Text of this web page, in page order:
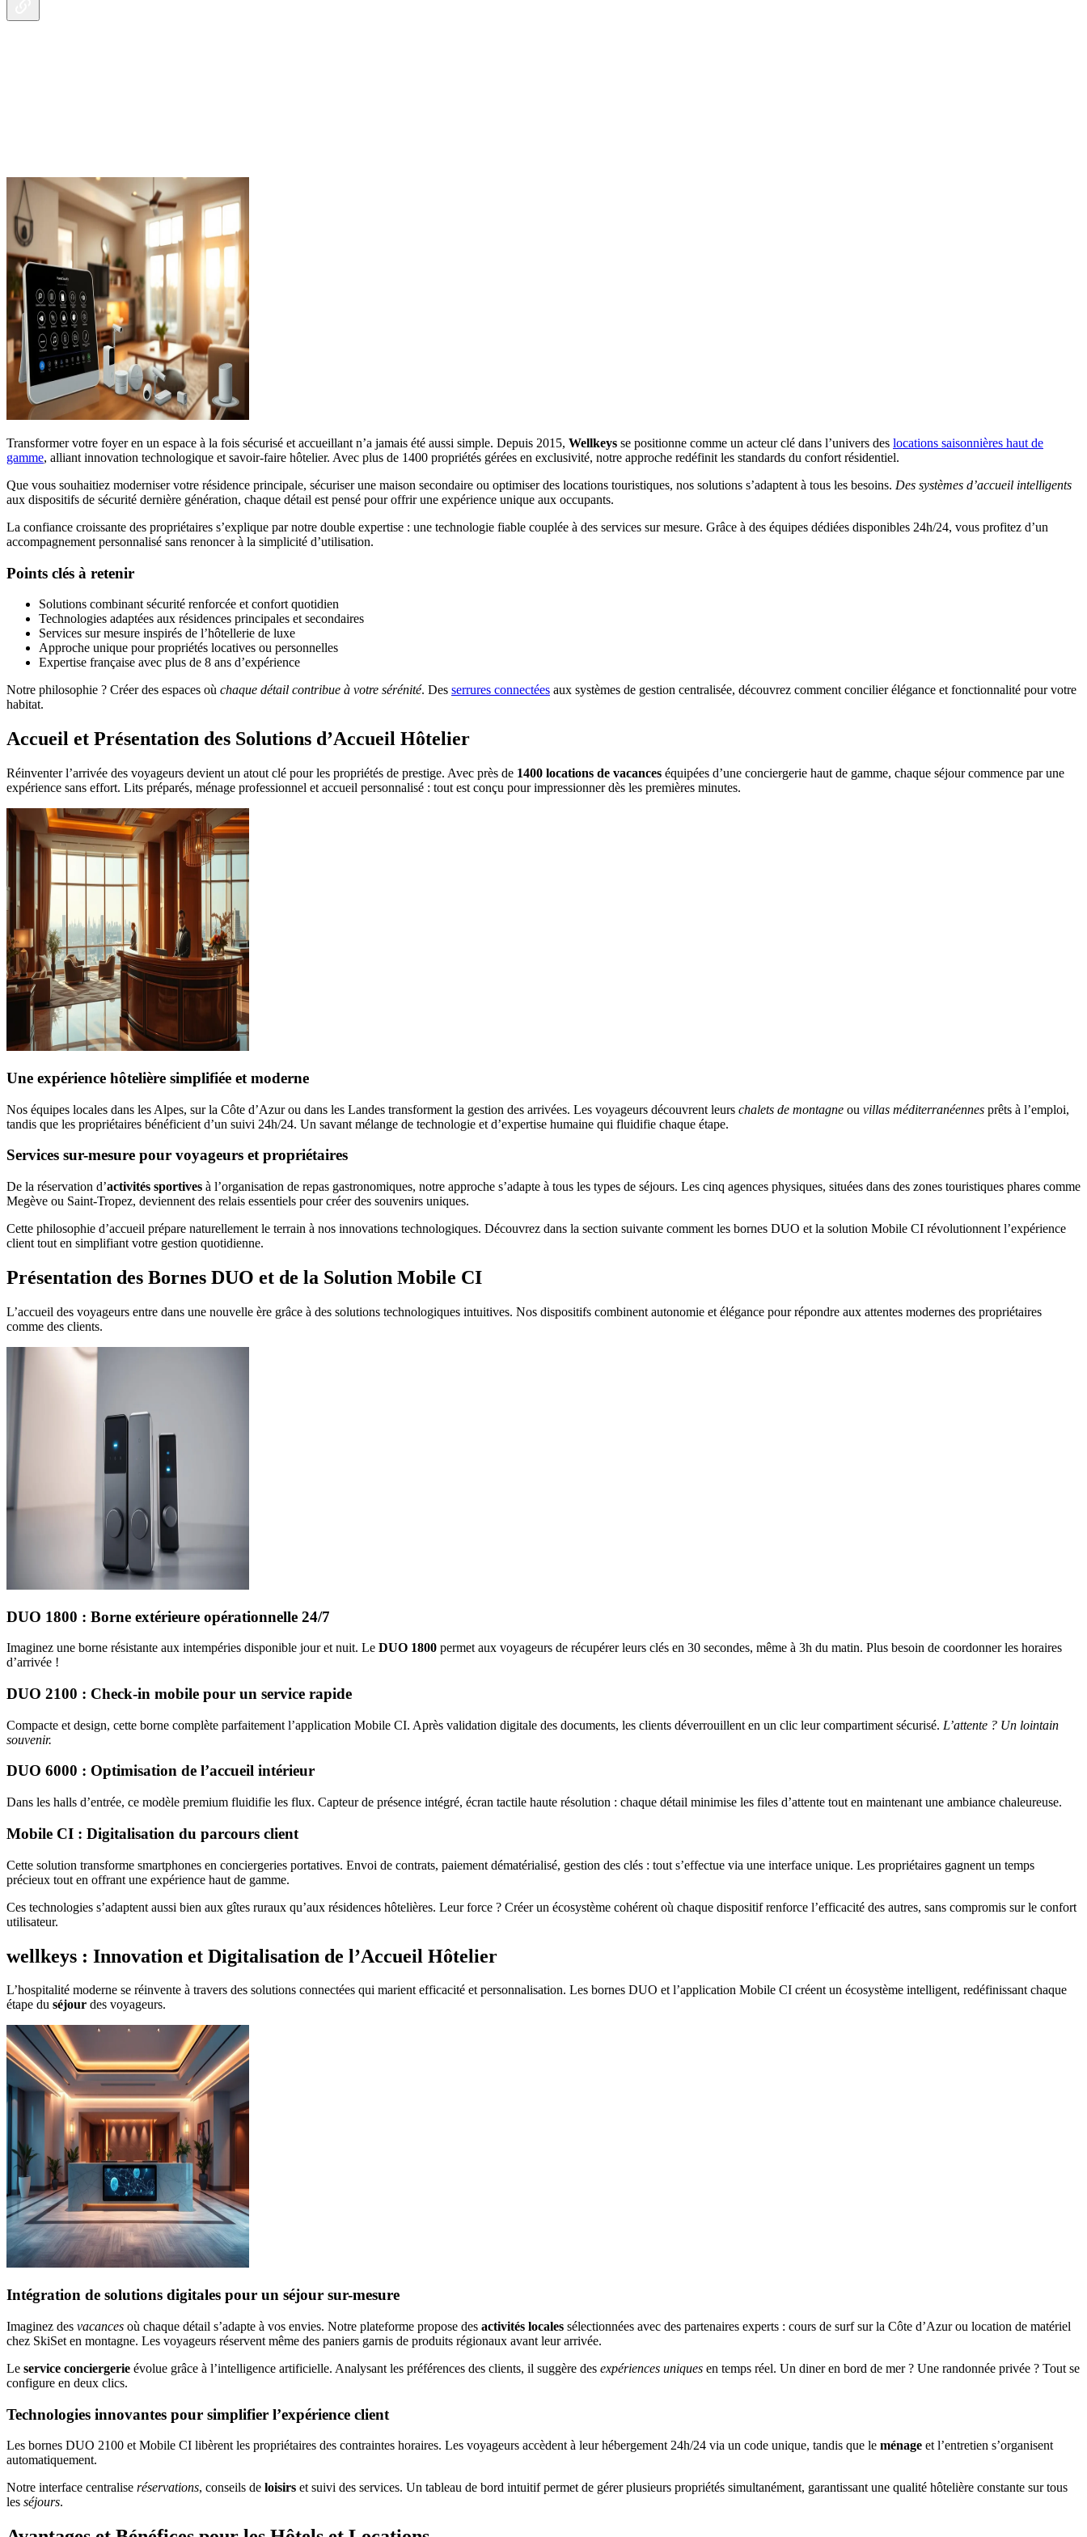
Transformer votre foyer en un espace à la fois sécurisé et accueillant n’a jamais été aussi simple. Depuis 2015, Wellkeys se positionne comme un acteur clé dans l’univers des locations saisonnières haut de
gamme, alliant innovation technologique et savoir-faire hôtelier. Avec plus de 1400 propriétés gérées en exclusivité, notre approche redéfinit les standards du confort résidentiel.
Que vous souhaitiez moderniser votre résidence principale, sécuriser une maison secondaire ou optimiser des locations touristiques, nos solutions s’adaptent à tous les besoins. Des systèmes d’accueil intelligents
aux dispositifs de sécurité dernière génération, chaque détail est pensé pour offrir une expérience unique aux occupants.
La confiance croissante des propriétaires s’explique par notre double expertise : une technologie fiable couplée à des services sur mesure. Grâce à des équipes dédiées disponibles 24h/24, vous profitez d’un
accompagnement personnalisé sans renoncer à la simplicité d’utilisation.
Points clés à retenir
Solutions combinant sécurité renforcée et confort quotidien
Technologies adaptées aux résidences principales et secondaires
Services sur mesure inspirés de l’hôtellerie de luxe
Approche unique pour propriétés locatives ou personnelles
Expertise française avec plus de 8 ans d’expérience
Notre philosophie ? Créer des espaces où chaque détail contribue à votre sérénité. Des serrures connectées aux systèmes de gestion centralisée, découvrez comment concilier élégance et fonctionnalité pour votre
habitat.
Accueil et Présentation des Solutions d’Accueil Hôtelier
Réinventer l’arrivée des voyageurs devient un atout clé pour les propriétés de prestige. Avec près de 1400 locations de vacances équipées d’une conciergerie haut de gamme, chaque séjour commence par une
expérience sans effort. Lits préparés, ménage professionnel et accueil personnalisé : tout est conçu pour impressionner dès les premières minutes.
Une expérience hôtelière simplifiée et moderne
Nos équipes locales dans les Alpes, sur la Côte d’Azur ou dans les Landes transforment la gestion des arrivées. Les voyageurs découvrent leurs chalets de montagne ou villas méditerranéennes prêts à l’emploi,
tandis que les propriétaires bénéficient d’un suivi 24h/24. Un savant mélange de technologie et d’expertise humaine qui fluidifie chaque étape.
Services sur-mesure pour voyageurs et propriétaires
De la réservation d’activités sportives à l’organisation de repas gastronomiques, notre approche s’adapte à tous les types de séjours. Les cinq agences physiques, situées dans des zones touristiques phares comme
Megève ou Saint-Tropez, deviennent des relais essentiels pour créer des souvenirs uniques.
Cette philosophie d’accueil prépare naturellement le terrain à nos innovations technologiques. Découvrez dans la section suivante comment les bornes DUO et la solution Mobile CI révolutionnent l’expérience
client tout en simplifiant votre gestion quotidienne.
Présentation des Bornes DUO et de la Solution Mobile CI
L’accueil des voyageurs entre dans une nouvelle ère grâce à des solutions technologiques intuitives. Nos dispositifs combinent autonomie et élégance pour répondre aux attentes modernes des propriétaires
comme des clients.
DUO 1800 : Borne extérieure opérationnelle 24/7
Imaginez une borne résistante aux intempéries disponible jour et nuit. Le DUO 1800 permet aux voyageurs de récupérer leurs clés en 30 secondes, même à 3h du matin. Plus besoin de coordonner les horaires
d’arrivée !
DUO 2100 : Check-in mobile pour un service rapide
Compacte et design, cette borne complète parfaitement l’application Mobile CI. Après validation digitale des documents, les clients déverrouillent en un clic leur compartiment sécurisé. L’attente ? Un lointain
souvenir.
DUO 6000 : Optimisation de l’accueil intérieur
Dans les halls d’entrée, ce modèle premium fluidifie les flux. Capteur de présence intégré, écran tactile haute résolution : chaque détail minimise les files d’attente tout en maintenant une ambiance chaleureuse.
Mobile CI : Digitalisation du parcours client
Cette solution transforme smartphones en conciergeries portatives. Envoi de contrats, paiement dématérialisé, gestion des clés : tout s’effectue via une interface unique. Les propriétaires gagnent un temps
précieux tout en offrant une expérience haut de gamme.
Ces technologies s’adaptent aussi bien aux gîtes ruraux qu’aux résidences hôtelières. Leur force ? Créer un écosystème cohérent où chaque dispositif renforce l’efficacité des autres, sans compromis sur le confort
utilisateur.
wellkeys : Innovation et Digitalisation de l’Accueil Hôtelier
L’hospitalité moderne se réinvente à travers des solutions connectées qui marient efficacité et personnalisation. Les bornes DUO et l’application Mobile CI créent un écosystème intelligent, redéfinissant chaque
étape du séjour des voyageurs.
Intégration de solutions digitales pour un séjour sur-mesure
Imaginez des vacances où chaque détail s’adapte à vos envies. Notre plateforme propose des activités locales sélectionnées avec des partenaires experts : cours de surf sur la Côte d’Azur ou location de matériel
chez SkiSet en montagne. Les voyageurs réservent même des paniers garnis de produits régionaux avant leur arrivée.
Le service conciergerie évolue grâce à l’intelligence artificielle. Analysant les préférences des clients, il suggère des expériences uniques en temps réel. Un diner en bord de mer ? Une randonnée privée ? Tout se
configure en deux clics.
Technologies innovantes pour simplifier l’expérience client
Les bornes DUO 2100 et Mobile CI libèrent les propriétaires des contraintes horaires. Les voyageurs accèdent à leur hébergement 24h/24 via un code unique, tandis que le ménage et l’entretien s’organisent
automatiquement.
Notre interface centralise réservations, conseils de loisirs et suivi des services. Un tableau de bord intuitif permet de gérer plusieurs propriétés simultanément, garantissant une qualité hôtelière constante sur tous
les séjours.